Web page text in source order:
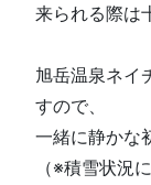
来られる際は
旭岳温泉ネイ
すので、
一緒に静かな
（※積雪状況